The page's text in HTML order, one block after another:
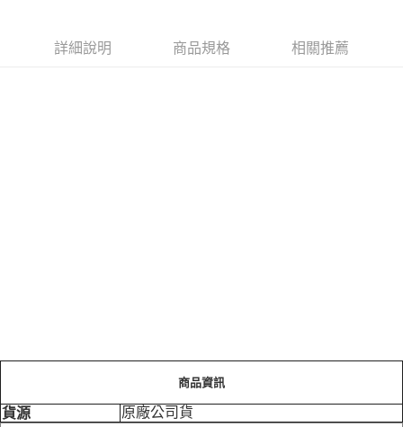
詳細說明 商品規格 相關推薦
商品資訊
貨源 原廠公司貨